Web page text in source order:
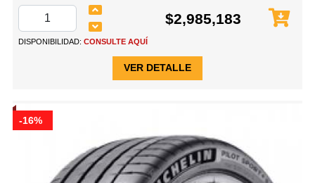
$2,985,183
DISPONIBILIDAD: CONSULTE AQUÍ
VER DETALLE
-16%